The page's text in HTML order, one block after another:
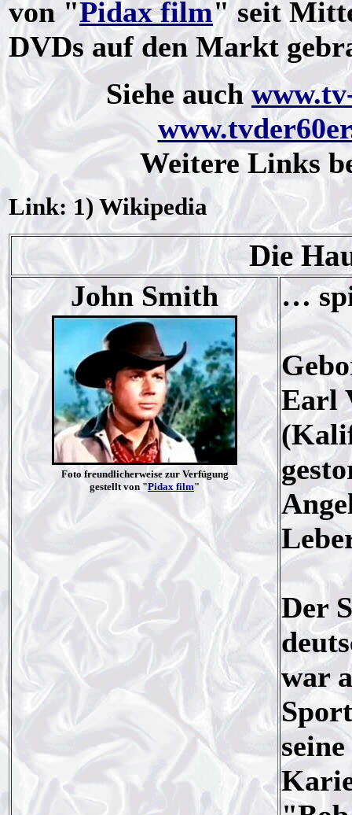
von "Pidax film" seit
DVDs auf den Markt
Siehe auch
Weitere Links
Link: 1) Wikipedia
Die
John Smith
Foto freundlicherweise zur Verfügung
gestellt von "Pidax film"
…
Earl
Der
war